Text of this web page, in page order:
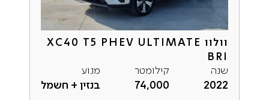
וולוו XC40 T5 PHEV ULTIMATE
BRI
שנה
2022
קילומטר
74,000
מנוע
בנזין + חשמל